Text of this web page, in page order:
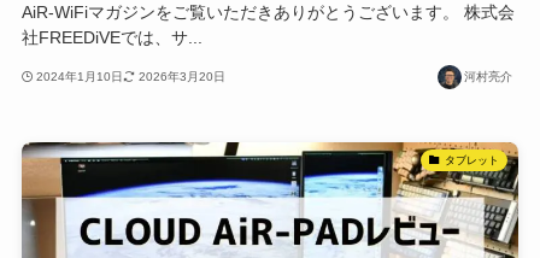
AiR-WiFiマガジンをご覧いただきありがとうございます。 株式会
社FREEDiVEでは、サ...
2024年1月10日 2026年3月20日 河村亮介
タブレット